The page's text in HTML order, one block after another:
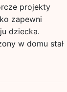
projekty
zapewni
dziecka.
w domu stał